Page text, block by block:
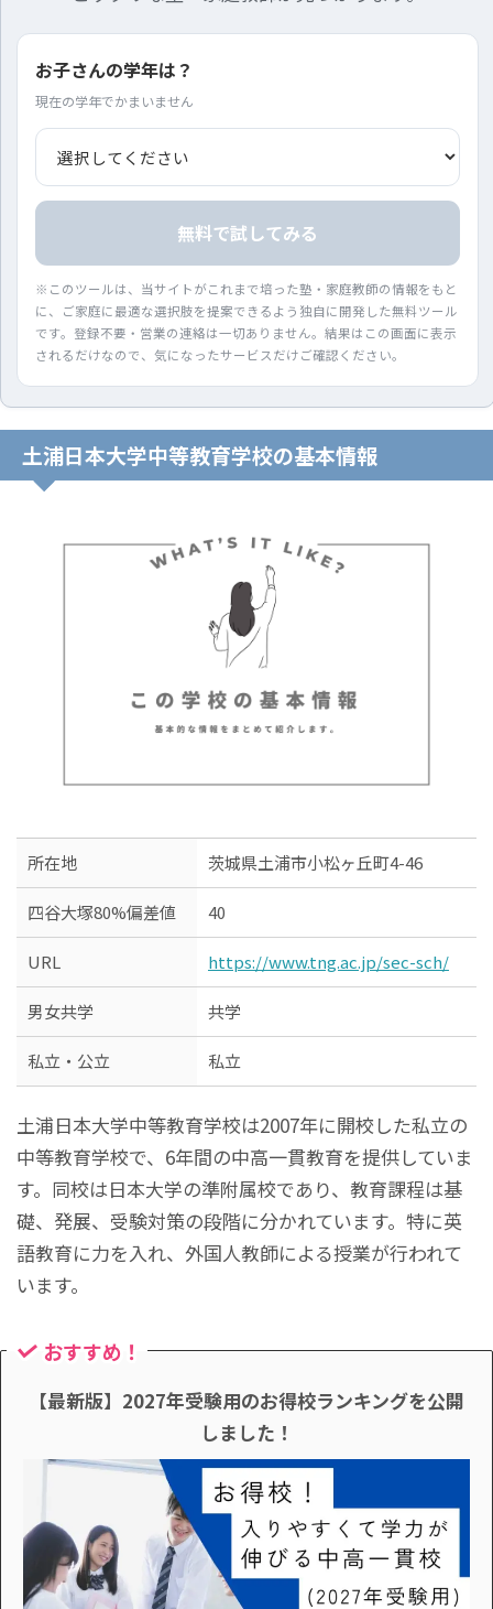
お子さんの学年は？
現在の学年でかまいません
無料で試してみる
※このツールは、当サイトがこれまで培った塾・家庭教師の情報をもと
に、ご家庭に最適な選択肢を提案できるよう独自に開発した無料ツール
です。登録不要・営業の連絡は一切ありません。結果はこの画面に表示
されるだけなので、気になったサービスだけご確認ください。
土浦日本大学中等教育学校の基本情報
所在地 茨城県土浦市小松ヶ丘町4-46
四谷大塚80%偏差値 40
URL https://www.tng.ac.jp/sec-sch/
男女共学 共学
私立・公立 私立
土浦日本大学中等教育学校は2007年に開校した私立の
中等教育学校で、6年間の中高一貫教育を提供していま
す。同校は日本大学の準附属校であり、教育課程は基
礎、発展、受験対策の段階に分かれています。特に英
語教育に力を入れ、外国人教師による授業が行われて
います。
おすすめ！
【最新版】2027年受験用のお得校ランキングを公開
しました！